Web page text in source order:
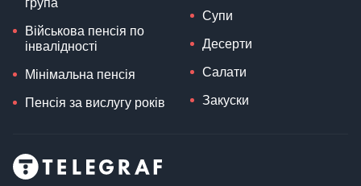
група
Військова пенсія по
інвалідності
Мінімальна пенсія
Пенсія за вислугу років
Супи
Десерти
Салати
Закуски